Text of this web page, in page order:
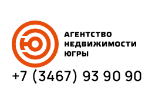
+7 (3467) 93 90 90